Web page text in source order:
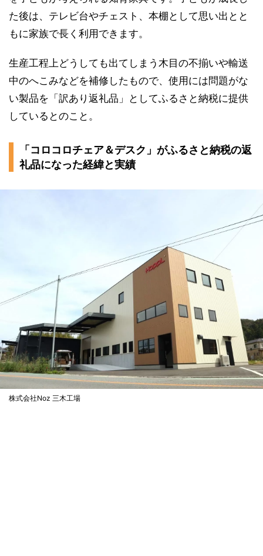
た後は、テレビ台やチェスト、本棚として思い出とと
もに家族で長く利用できます。
生産工程上どうしても出てしまう木目の不揃いや輸送
中のへこみなどを補修したもので、使用には問題がな
い製品を「訳あり返礼品」としてふるさと納税に提供
しているとのこと。
「コロコロチェア＆デスク」がふるさと納税の返
礼品になった経緯と実績
株式会社Noz 三木工場